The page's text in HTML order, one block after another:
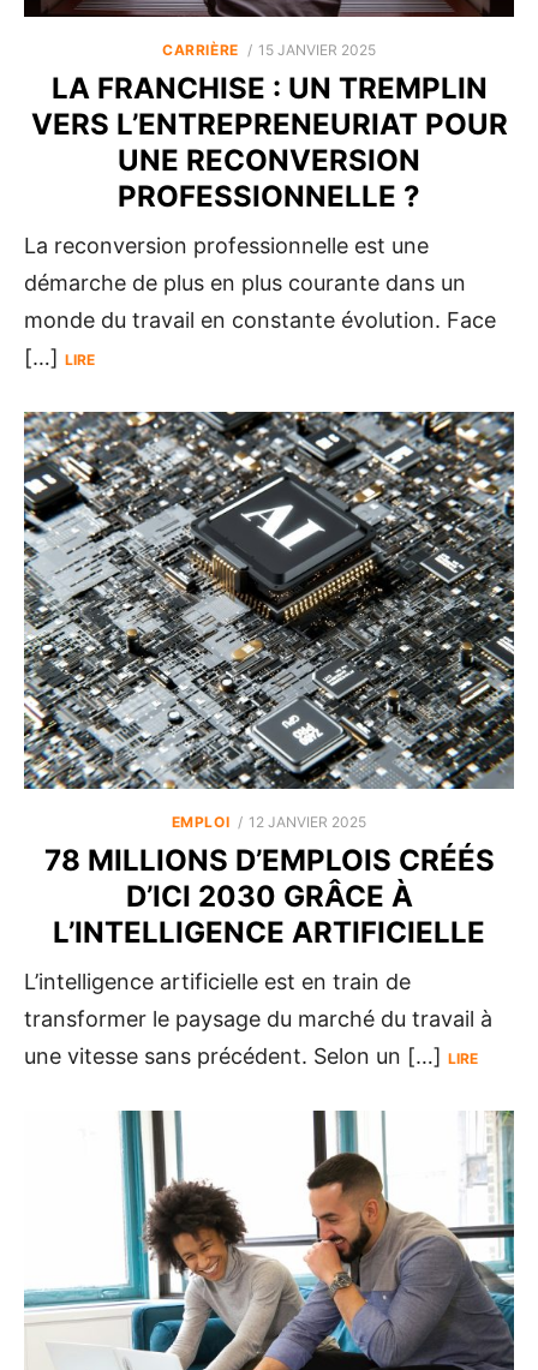
CARRIÈRE
POSTED
15 JANVIER 2025
LA FRANCHISE : UN TREMPLIN
VERS L’ENTREPRENEURIAT POUR
UNE RECONVERSION
PROFESSIONNELLE ?
La reconversion professionnelle est une
démarche de plus en plus courante dans un
monde du travail en constante évolution. Face
[…] LIRE
EMPLOI
POSTED
12 JANVIER 2025
78 MILLIONS D’EMPLOIS CRÉÉS
D’ICI 2030 GRÂCE À
L’INTELLIGENCE ARTIFICIELLE
L’intelligence artificielle est en train de
transformer le paysage du marché du travail à
une vitesse sans précédent. Selon un […] LIRE